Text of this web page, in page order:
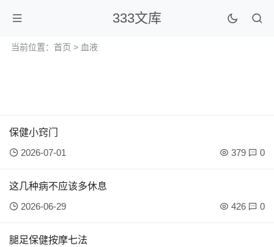
333文库
当前位置： 首页 > 血液
保健小窍门
2026-07-01
379 0
这几种病不应该多休息
2026-06-29
426 0
腿足保健按摩七法